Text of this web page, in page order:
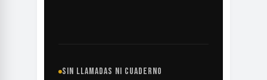
SIN LLAMADAS NI CUADERNO